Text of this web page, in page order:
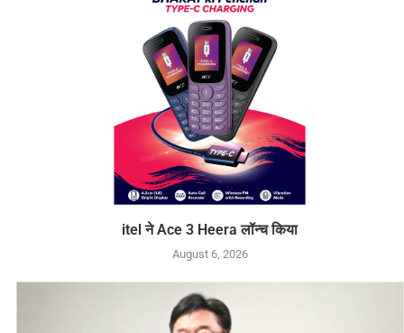
itel ने Ace 3 Heera लॉन्च किया
August 6, 2026